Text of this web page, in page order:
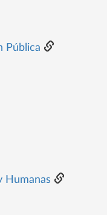
Pública
Humanas